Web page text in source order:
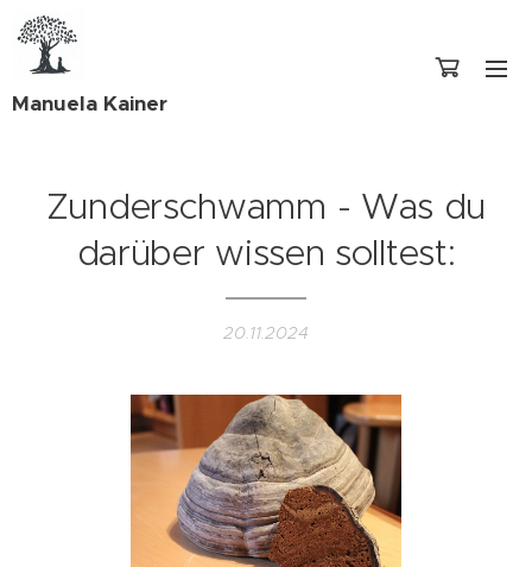
Manuela Kainer
Zunderschwamm - Was du
darüber wissen solltest:
20.11.2024